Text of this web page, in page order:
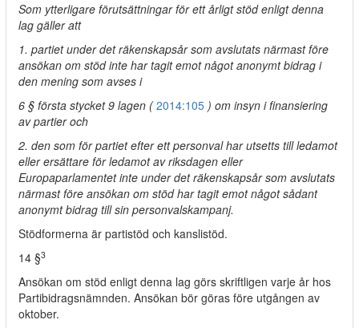
Som ytterligare förutsättningar för ett årligt stöd enligt denna
lag gäller att
1. partiet under det räkenskapsår som avslutats närmast före
ansökan om stöd inte har tagit emot något anonymt bidrag i
den mening som avses i
6 § första stycket 9 lagen ( 2014:105 ) om insyn i finansiering
av partier och
2. den som för partiet efter ett personval har utsetts till ledamot
eller ersättare för ledamot av riksdagen eller
Europaparlamentet inte under det räkenskapsår som avslutats
närmast före ansökan om stöd har tagit emot något sådant
anonymt bidrag till sin personvalskampanj.
Stödformerna är partistöd och kanslistöd.
14 §3
Ansökan om stöd enligt denna lag görs skriftligen varje år hos
Partibidragsnämnden. Ansökan bör göras före utgången av
oktober.